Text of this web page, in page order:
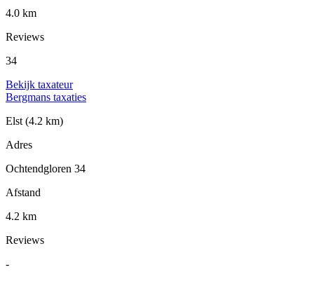
4.0 km
Reviews
34
Bekijk taxateur
Bergmans taxaties
Elst (4.2 km)
Adres
Ochtendgloren 34
Afstand
4.2 km
Reviews
-